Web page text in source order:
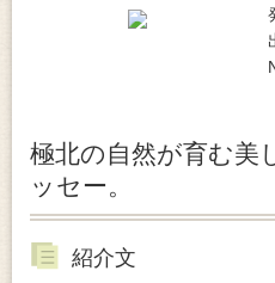
極北の自然が育む美
ッセー。
紹介文